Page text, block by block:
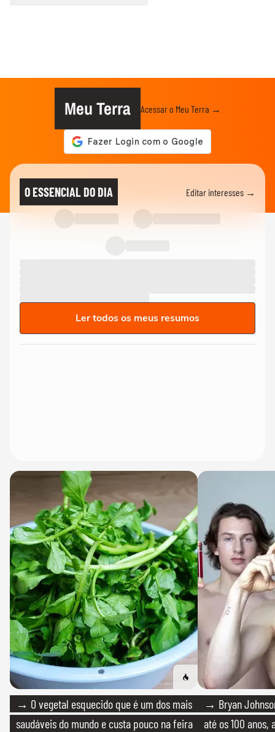
Meu Terra Acessar o Meu Terra →
O ESSENCIAL DO DIA Editar interesses →
Ler todos os meus resumos
→ O vegetal esquecido que é um dos mais
saudáveis do mundo e custa pouco na feira
→ Bryan
até os 100